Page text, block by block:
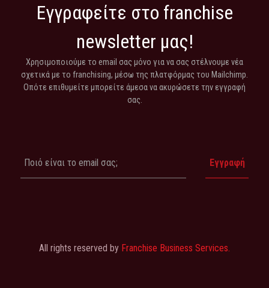
Εγγραφείτε στο franchise
newsletter μας!
Χρησιμοποιούμε το email σας μόνο για να σας στέλνουμε νέα
σχετικά με το franchising, μέσω της πλατφόρμας του Mailchimp.
Οπότε επιθυμείτε μπορείτε άμεσα να ακυρώσετε την εγγραφή
σας.
All rights reserved by Franchise Business Services.